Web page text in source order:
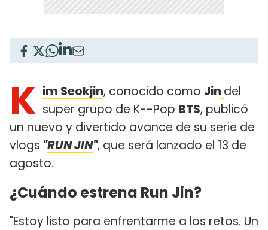
K im Seokjin, conocido como Jin del
super grupo de K--Pop BTS, publicó
un nuevo y divertido avance de su serie de
vlogs "RUN JIN", que será lanzado el 13 de
agosto.
¿Cuándo estrena Run Jin?
"Estoy listo para enfrentarme a los retos. Un